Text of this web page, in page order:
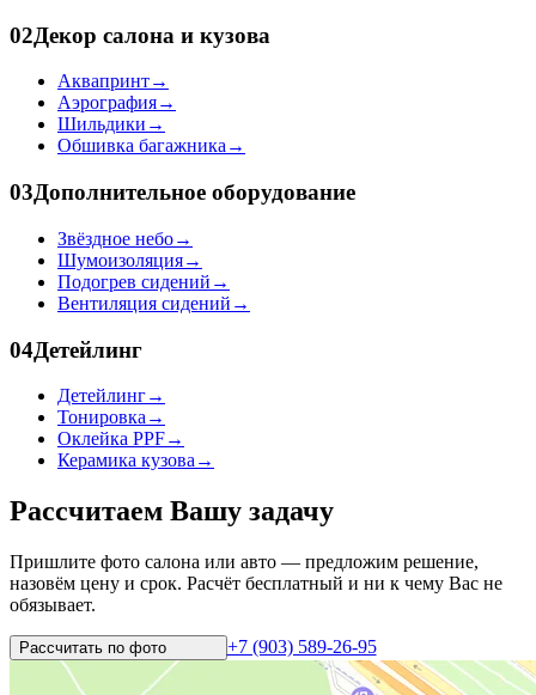
02Декор салона и кузова
Аквапринт→
Аэрография→
Шильдики →
Обшивка багажника→
03Дополнительное оборудование
Звёздное небо→
Шумоизоляция→
Подогрев сидений →
Вентиляция сидений →
04Детейлинг
Детейлинг→
Тонировка →
Оклейка PPF→
Керамика кузова →
Рассчитаем Вашу задачу
Пришлите фото салона или авто — предложим решение,
назовём цену и срок. Расчёт бесплатный и ни к чему Вас не
обязывает.
Рассчитать по фото +7 (903) 589-26-95